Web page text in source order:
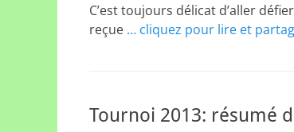
C’est toujours délicat d’aller
reçue … cliquez pour lire et
Tournoi 2013: résumé